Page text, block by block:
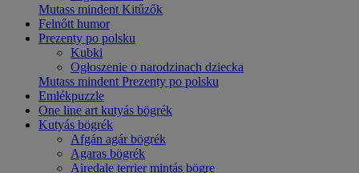
Mutass mindent Kitűzők
Felnőtt humor
Prezenty po polsku
Kubki
Ogłoszenie o narodzinach dziecka
Mutass mindent Prezenty po polsku
Emlékpuzzle
One line art kutyás bögrék
Kutyás bögrék
Afgán agár bögrék
Agaras bögrék
Airedale terrier mintás bögre